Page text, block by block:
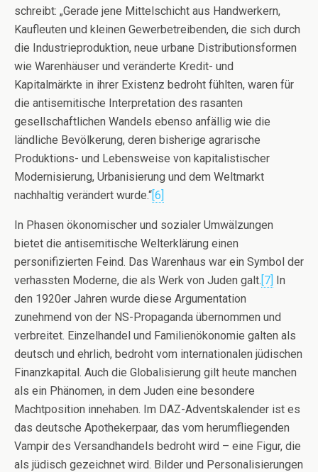
schreibt: „Gerade jene Mittelschicht aus Handwerkern,
Kaufleuten und kleinen Gewerbetreibenden, die sich durch
die Industrieproduktion, neue urbane Distributionsformen
wie Warenhäuser und veränderte Kredit- und
Kapitalmärkte in ihrer Existenz bedroht fühlten, waren für
die antisemitische Interpretation des rasanten
gesellschaftlichen Wandels ebenso anfällig wie die
ländliche Bevölkerung, deren bisherige agrarische
Produktions- und Lebensweise von kapitalistischer
Modernisierung, Urbanisierung und dem Weltmarkt
nachhaltig verändert wurde.“[6]
In Phasen ökonomischer und sozialer Umwälzungen
bietet die antisemitische Welterklärung einen
personifizierten Feind. Das Warenhaus war ein Symbol der
verhassten Moderne, die als Werk von Juden galt.[7] In
den 1920er Jahren wurde diese Argumentation
zunehmend von der NS-Propaganda übernommen und
verbreitet. Einzelhandel und Familienökonomie galten als
deutsch und ehrlich, bedroht vom internationalen jüdischen
Finanzkapital. Auch die Globalisierung gilt heute manchen
als ein Phänomen, in dem Juden eine besondere
Machtposition innehaben. Im DAZ-Adventskalender ist es
das deutsche Apothekerpaar, das vom herumfliegenden
Vampir des Versandhandels bedroht wird – eine Figur, die
als jüdisch gezeichnet wird. Bilder und Personalisierungen